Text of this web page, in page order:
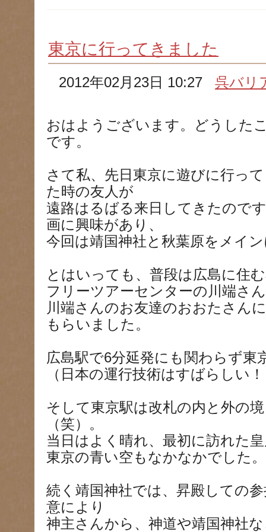
東京に行ってきました
2012年02月23日 10:27呉バリ
おはようございます。どうした
です。
さて私、先日東京に遊びに行っ
た時の友人が
遠路はるばる来日してきたので
画に興味があり、
今回は靖国神社と秋葉原をメイ
とはいっても、普段は広島に住
フリーツアーセンターの川端さ
川端さんのお友達のおおたさん
もらいました。
広島駅で6分延発にも関わらず東
（日本の運行技術はすばらしい
そして東京駅は改札の内と外の
（笑）。
当日はよく晴れ、最初に訪れた
東京の青い空もなかなかでした。
続く靖国神社では、昇殿しての
意により
神主さんから、神道や靖国神社